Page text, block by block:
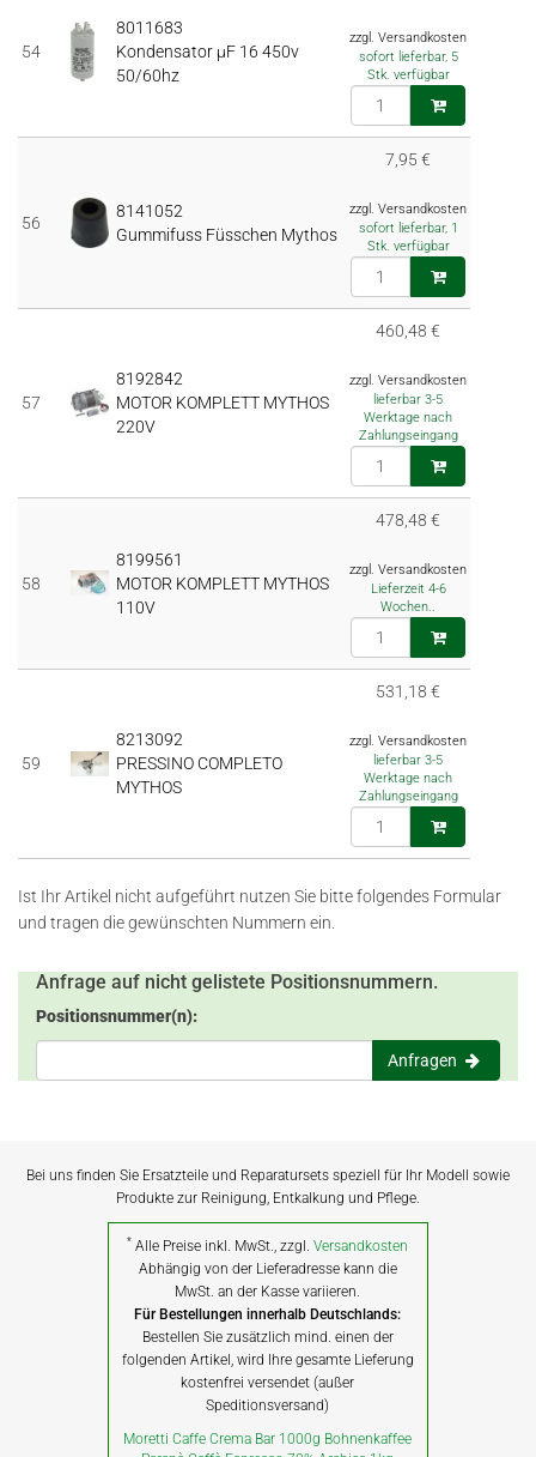
54
8011683
Kondensator µF 16 450v
50/60hz
zzgl. Versandkosten
sofort lieferbar, 5
Stk. verfügbar
56
8141052
Gummifuss Füsschen Mythos
7,95 €
zzgl. Versandkosten
sofort lieferbar, 1
Stk. verfügbar
57
8192842
MOTOR KOMPLETT MYTHOS
220V
460,48 €
zzgl. Versandkosten
lieferbar 3-5
Werktage nach
Zahlungseingang
58
8199561
MOTOR KOMPLETT MYTHOS
110V
478,48 €
zzgl. Versandkosten
Lieferzeit 4-6
Wochen..
59
8213092
PRESSINO COMPLETO
MYTHOS
531,18 €
zzgl. Versandkosten
lieferbar 3-5
Werktage nach
Zahlungseingang
Ist Ihr Artikel nicht aufgeführt nutzen Sie bitte folgendes Formular
und tragen die gewünschten Nummern ein.
Anfrage auf nicht gelistete Positionsnummern.
Positionsnummer(n):
Anfragen
Bei uns finden Sie Ersatzteile und Reparatursets speziell für Ihr Modell sowie
Produkte zur Reinigung, Entkalkung und Pflege.
* Alle Preise inkl. MwSt., zzgl.Versandkosten
Abhängig von der Lieferadresse kann die
MwSt. an der Kasse variieren.
Für Bestellungen innerhalb Deutschlands:
Bestellen Sie zusätzlich mind. einen der
folgenden Artikel, wird Ihre gesamte Lieferung
kostenfrei versendet (außer
Speditionsversand)
Moretti Caffe Crema Bar 1000g Bohnenkaffee